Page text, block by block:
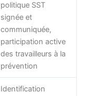
politique SST
signée et
communiquée,
participation active
des travailleurs à la
prévention
Identification